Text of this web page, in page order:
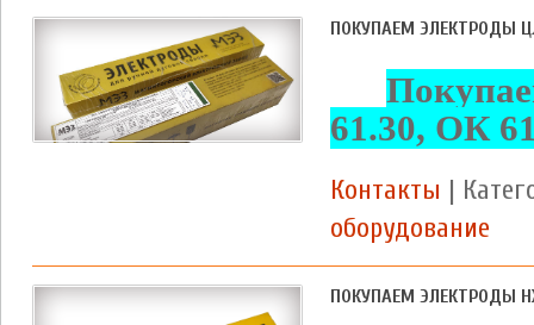
ПОКУПАЕМ ЭЛЕКТРОДЫ
61.30, ОК
Контакты |
оборудование
ПОКУПАЕМ ЭЛЕКТРОДЫ